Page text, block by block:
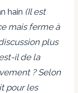
hain (Il est
mais ferme à
plus
il de la
? Selon
pour les